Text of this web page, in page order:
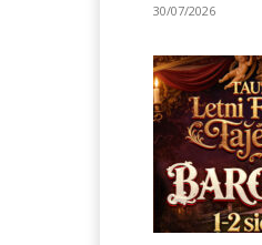
30/07/2026